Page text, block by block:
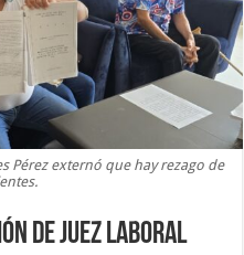
Pérez externó que hay rezago de
de juez laboral